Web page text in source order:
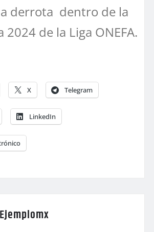
derrota dentro de la
de la Liga ONEFA.
X Telegram
LinkedIn
Ejemplomx